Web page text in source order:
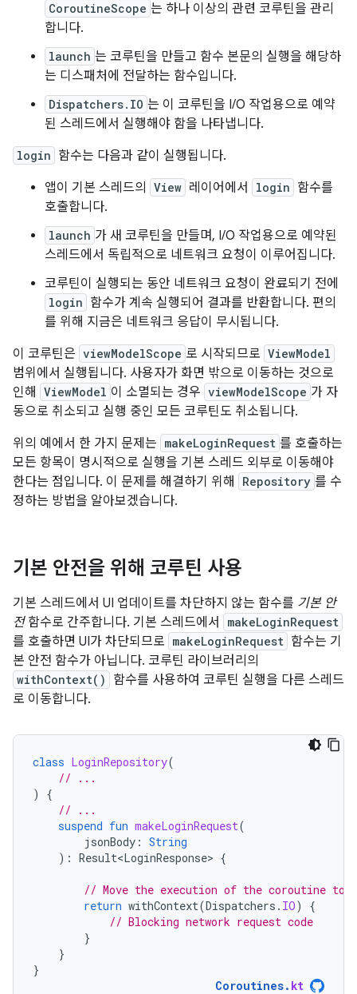
CoroutineScope 는 하나 이상의 관련 코루틴을 관리
합니다.
launch 는 코루틴을 만들고 함수 본문의 실행을 해당하
는 디스패처에 전달하는 함수입니다.
Dispatchers.IO 는 이 코루틴을 I/O 작업용으로 예약
된 스레드에서 실행해야 함을 나타냅니다.
login 함수는 다음과 같이 실행됩니다.
앱이 기본 스레드의
View 레이어에서 login 함수를
호출합니다.
launch 가 새 코루틴을 만들며, I/O 작업용으로 예약된
스레드에서 독립적으로 네트워크 요청이 이루어집니다.
코루틴이 실행되는 동안 네트워크 요청이 완료되기 전에
login 함수가 계속 실행되어 결과를 반환합니다. 편의
를 위해 지금은 네트워크 응답이 무시됩니다.
이 코루틴은 viewModelScope 로 시작되므로 ViewModel
범위에서 실행됩니다. 사용자가 화면 밖으로 이동하는 것으로
인해
ViewModel 이 소멸되는 경우 viewModelScope 가 자
동으로 취소되고 실행 중인 모든 코루틴도 취소됩니다.
위의 예에서 한 가지 문제는 makeLoginRequest 를 호출하는
모든 항목이 명시적으로 실행을 기본 스레드 외부로 이동해야
한다는 점입니다. 이 문제를 해결하기 위해
Repository 를 수
정하는 방법을 알아보겠습니다.
기본 안전을 위해 코루틴 사용
기본 스레드에서 UI 업데이트를 차단하지 않는 함수를 기본 안
전함수로 간주합니다. 기본 스레드에서 makeLoginRequest
를 호출하면 UI가 차단되므로 makeLoginRequest 함수는 기
본 안전 함수가 아닙니다. 코루틴 라이브러리의
withContext()
함수를 사용하여 코루틴 실행을 다른 스레드
로 이동합니다.
class LoginRepository(
// ...
)
{
// ...
suspend fun makeLoginRequest(
jsonBody : String
): Result<LoginResponse> {
// Move the execution of the coroutine to
return withContext(Dispatchers . IO)
{
// Blocking network request code
}
}
}
Coroutines. kt